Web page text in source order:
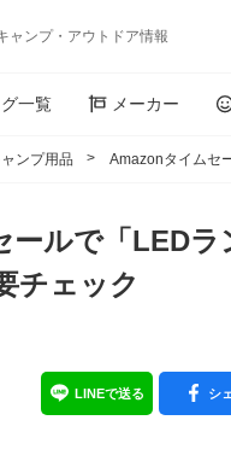
ャンプ・アウトドア情報
一覧 メーカー
ンプ用品 Amazonタイムセ
ールで「LED
チェック
LINEで送る シ